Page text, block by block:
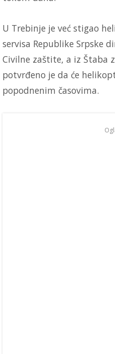
U Trebinje je već stigao
servisa Republike Srpske
Civilne zaštite, a iz Štaba
potvrđeno je da će
popodnenim časovima.